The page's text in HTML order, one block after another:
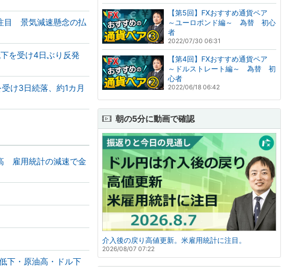
目 景気減速懸念の払
を受け4日ぶり反発
け3日続落、約1カ月
雇用統計の減速で金
下・原油高・ドル下
【第5回】FXおすすめ通貨ペア
～ユーロポンド編～ 為替 初心
者
2022/07/30 06:31
【第4回】FXおすすめ通貨ペア
～ドルストレート編～ 為替 初
心者
2022/06/18 06:42
朝の5分に動画で確認
介入後の戻り高値更新。米雇用統計に注目。
2026/08/07 07:22